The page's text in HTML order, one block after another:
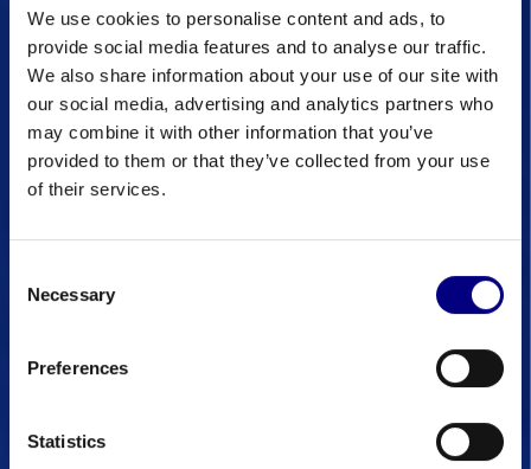
We use cookies to personalise content and ads, to
provide social media features and to analyse our traffic.
We also share information about your use of our site with
our social media, advertising and analytics partners who
may combine it with other information that you’ve
provided to them or that they’ve collected from your use
of their services.
Selection
Necessary
Preferences
Statistics
pas submerger:
Abonnez-vous à notre
newsletter
Anticipez les inondations avec Geodesign Barriers.
en exclusivité nos derniers projets, bénéficier de
technologies émergentes en matière de protection
professionnels et suivez les tendances du secteur.
Entrez votre email ci-dessous pour vous abonner
et recevoir directement les dernières actualités et
analyses dans votre boîte de réception.